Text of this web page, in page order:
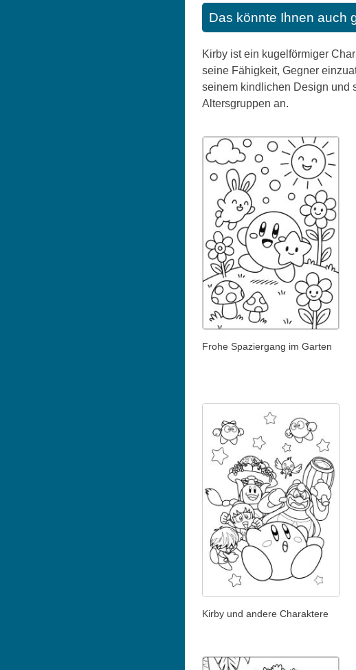
Das könnte Ihnen auch
Kirby ist ein kugelförmiger
seine Fähigkeit, Gegner
seinem kindlichen Design und
Altersgruppen an.
Frohe Spaziergang im Garten
Kirby und andere Charaktere